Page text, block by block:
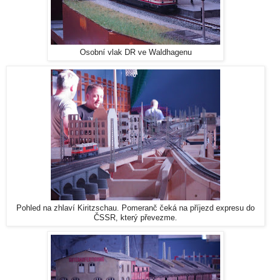
Osobní vlak DR ve Waldhagenu
Pohled na zhlaví Kiritzschau. Pomeranč čeká na příjezd expresu do
ČSSR, který převezme.